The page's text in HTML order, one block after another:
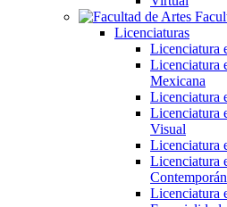
Licenciaturas
Licenciatura
Licenciatura
Mexicana
Licenciatura
Licenciatura
Visual
Licenciatura
Licenciatura
Licenciatura